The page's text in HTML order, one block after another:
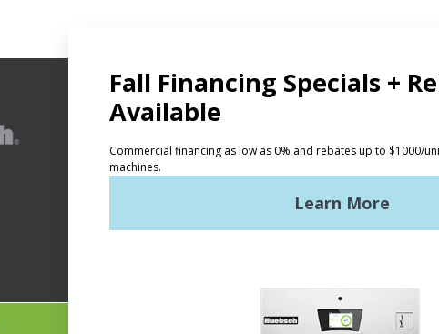
Productos
Lavandería comercial
Lavandería comercial ligera Primeros
Servicio